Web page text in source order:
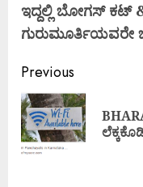
ಇದ್ದಲ್ಲಿ ಬೋಗಸ್ ಕಟ್
ಗುರುಮೂರ್ತಿಯವರೇ
Previous